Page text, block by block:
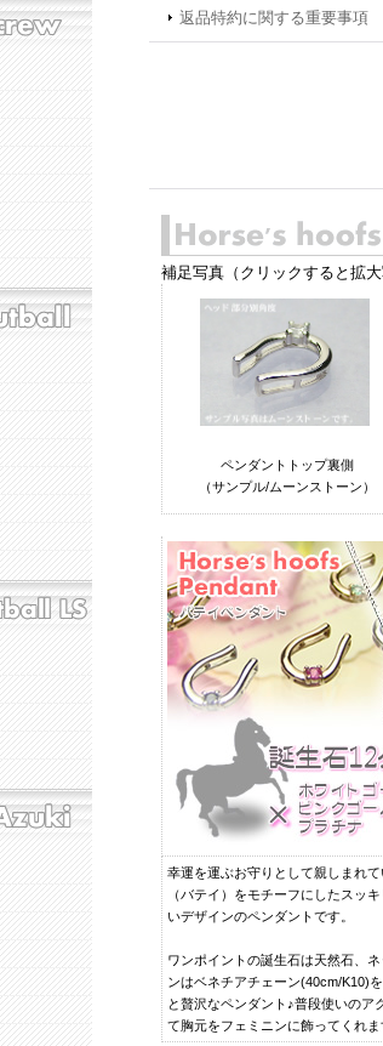
返品特約に関する重要事項
補足写真（クリックすると拡
ペンダントトップ裏側
（サンプル/ムーンストーン）
幸運を運ぶお守りとして親しまれて
（バテイ）をモチーフにしたスッ
いデザインのペンダントです。
ワンポイントの誕生石は天然石、
ンはベネチアチェーン(40cm/K10)
と贅沢なペンダント♪普段使いのア
て胸元をフェミニンに飾ってくれま